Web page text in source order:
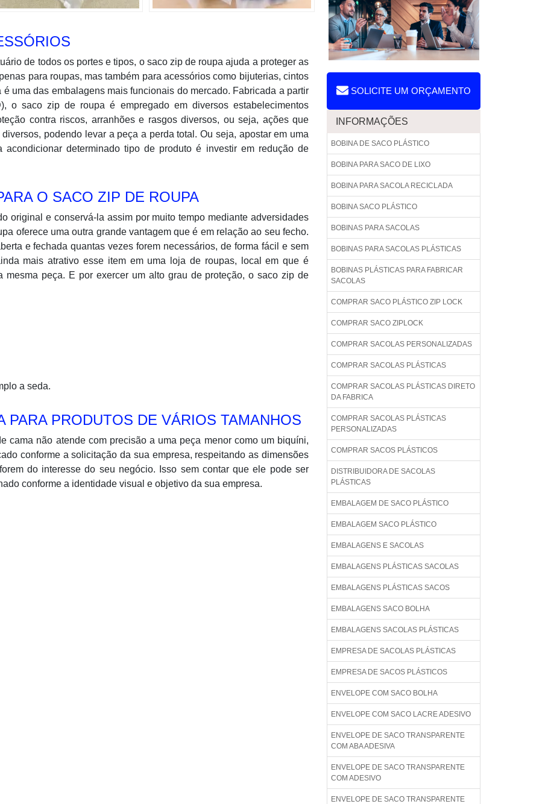
de todos os portes e tipos, o saco zip de roupa ajuda a proteger as
para roupas, mas também para acessórios como bijuterias, cintos
uma das embalagens mais funcionais do mercado. Fabricada a partir
o saco zip de roupa é empregado em diversos estabelecimentos
contra riscos, arranhões e rasgos diversos, ou seja, ações que
podendo levar a peça a perda total. Ou seja, apostar em uma
acondicionar determinado tipo de produto é investir em redução de
O SACO ZIP DE ROUPA
original e conservá-la assim por muito tempo mediante adversidades
oferece uma outra grande vantagem que é em relação ao seu fecho.
e fechada quantas vezes forem necessários, de forma fácil e sem
mais atrativo esse item em uma loja de roupas, local em que é
mesma peça. E por exercer um alto grau de proteção, o saco zip de
a seda.
PARA PRODUTOS DE VÁRIOS TAMANHOS
cama não atende com precisão a uma peça menor como um biquíni,
conforme a solicitação da sua empresa, respeitando as dimensões
do interesse do seu negócio. Isso sem contar que ele pode ser
conforme a identidade visual e objetivo da sua empresa.
SOLICITE UM ORÇAMENTO
INFORMAÇÕES
BOBINA DE SACO PLÁSTICO
BOBINA PARA SACO DE LIXO
BOBINA PARA SACOLA RECICLADA
BOBINA SACO PLÁSTICO
BOBINAS PARA SACOLAS
BOBINAS PARA SACOLAS PLÁSTICAS
BOBINAS PLÁSTICAS PARA FABRICAR
SACOLAS
COMPRAR SACO PLÁSTICO ZIP LOCK
COMPRAR SACO ZIPLOCK
COMPRAR SACOLAS PERSONALIZADAS
COMPRAR SACOLAS PLÁSTICAS
COMPRAR SACOLAS PLÁSTICAS DIRETO
DA FABRICA
COMPRAR SACOLAS PLÁSTICAS
PERSONALIZADAS
COMPRAR SACOS PLÁSTICOS
DISTRIBUIDORA DE SACOLAS
PLÁSTICAS
EMBALAGEM DE SACO PLÁSTICO
EMBALAGEM SACO PLÁSTICO
EMBALAGENS E SACOLAS
EMBALAGENS PLÁSTICAS SACOLAS
EMBALAGENS PLÁSTICAS SACOS
EMBALAGENS SACO BOLHA
EMBALAGENS SACOLAS PLÁSTICAS
EMPRESA DE SACOLAS PLÁSTICAS
EMPRESA DE SACOS PLÁSTICOS
ENVELOPE COM SACO BOLHA
ENVELOPE COM SACO LACRE ADESIVO
ENVELOPE DE SACO TRANSPARENTE
COM ABA ADESIVA
ENVELOPE DE SACO TRANSPARENTE
COM ADESIVO
ENVELOPE DE SACO TRANSPARENTE